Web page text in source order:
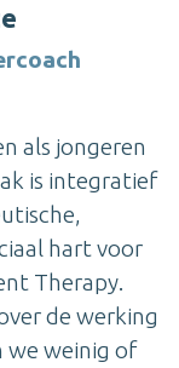
als jongeren
is integratief
hart voor
Therapy.
de werking
we weinig of